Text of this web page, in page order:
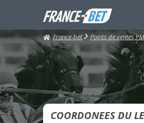
France-bet Points de ventes
COORDONEES DU